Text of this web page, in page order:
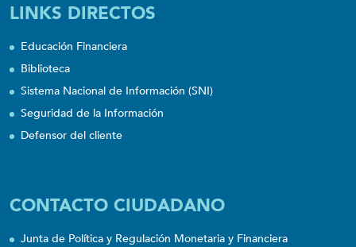
LINKS DIRECTOS
Educación Financiera
Biblioteca
Sistema Nacional de Información (SNI)
Seguridad de la Información
Defensor del cliente
CONTACTO CIUDADANO
Junta de Política y Regulación Monetaria y Financiera